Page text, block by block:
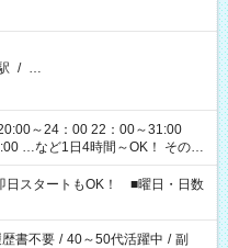
/ …
～24：00 22：00～31:00
ど1日4時間～OK！ その他
ご相談ください！
スタートもOK！ ■曜日・日数
歴書不要 / 40～50代活躍中 / 副